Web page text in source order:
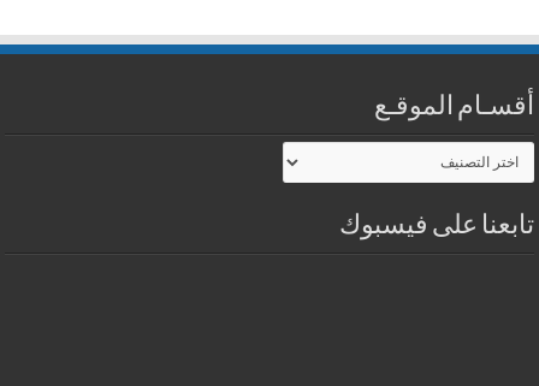
أقسـام الموقـع
أقسـام
الموقـع
تابعنا على فيسبوك